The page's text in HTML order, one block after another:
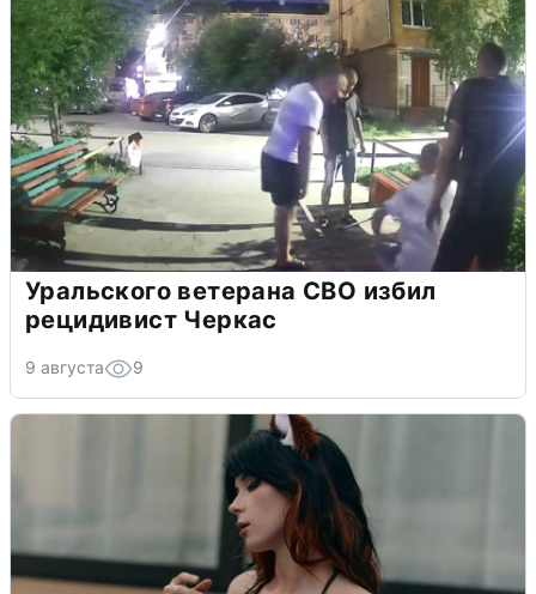
Уральского ветерана СВО избил
рецидивист Черкас
9 августа 9